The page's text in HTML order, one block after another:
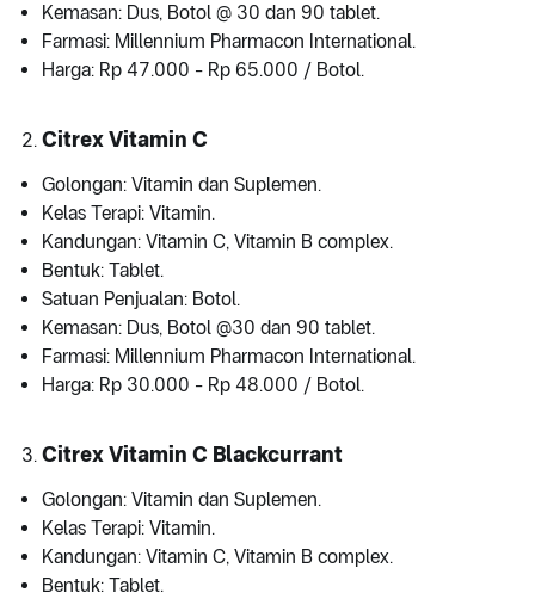
Kemasan: Dus, Botol @ 30 dan 90 tablet.
Farmasi: Millennium Pharmacon International.
Harga: Rp 47.000 - Rp 65.000 / Botol.
Citrex Vitamin C
Golongan: Vitamin dan Suplemen.
Kelas Terapi: Vitamin.
Kandungan: Vitamin C, Vitamin B complex.
Bentuk: Tablet.
Satuan Penjualan: Botol.
Kemasan: Dus, Botol @30 dan 90 tablet.
Farmasi: Millennium Pharmacon International.
Harga: Rp 30.000 - Rp 48.000 / Botol.
Citrex Vitamin C Blackcurrant
Golongan: Vitamin dan Suplemen.
Kelas Terapi: Vitamin.
Kandungan: Vitamin C, Vitamin B complex.
Bentuk: Tablet.